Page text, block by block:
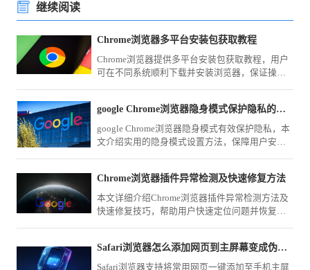
继续阅读
Chrome浏览器多平台安装包获取教程
Chrome浏览器提供多平台安装包获取教程，用户
可在不同系统顺利下载并安装浏览器，保证操作
google Chrome浏览器隐身模式保护隐私的实用方法
google Chrome浏览器隐身模式有效保护隐私，本
文介绍实用的隐身模式设置方法，保障用户安全
Chrome浏览器插件异常检测及快速修复方法
本文详细介绍Chrome浏览器插件异常检测方法及
快速修复技巧，帮助用户快速定位问题并恢复插
Safari浏览器怎么添加网页到主屏幕变成伪应用
Safari浏览器支持将常用网页一键添加至手机主屏